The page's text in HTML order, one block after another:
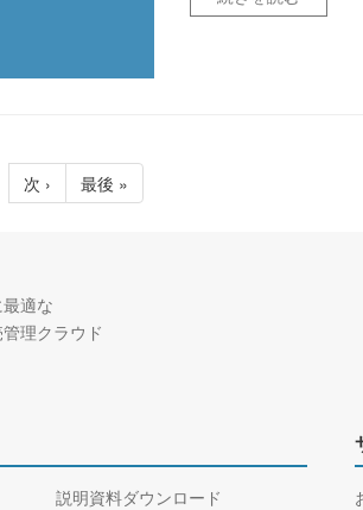
次 › 最後 »
適な
理クラウド
説明資料ダウンロード